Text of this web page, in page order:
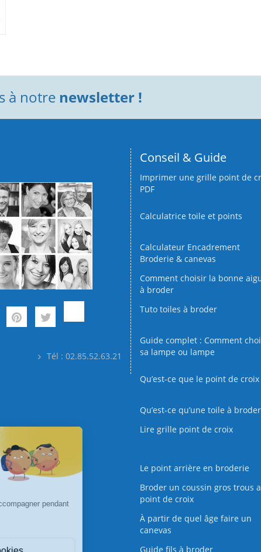
à notre newsletter !
Tél : 02.85.52.63.21
Conseil & Guide
Imprimer une grille point de
PDF
Calculatrice toile et points
Calculateur Encadrement
Broderie & canevas
Comment choisir la bonne
à broder
Tuto toiles à broder
Guide complet : Comment
sa lampe ou lampe
Qu’est-ce que le point de croix
Qu’est‑ce qu’une toile à
Lire grille point de croix
Le point arrière en broderie
Broder un coussin gros trous
point de croix
À partir de quel âge faire un
canevas
Guide fils à broder